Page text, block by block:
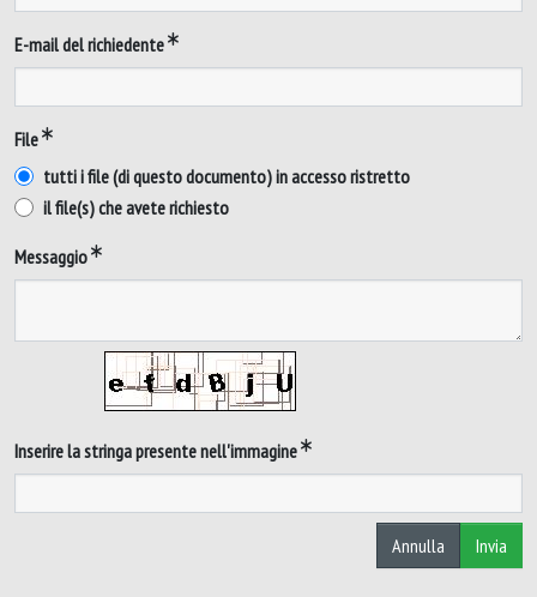
E-mail del richiedente
File
tutti i file (di questo documento) in accesso ristretto
il file(s) che avete richiesto
Messaggio
Inserire la stringa presente nell'immagine
Annulla Invia